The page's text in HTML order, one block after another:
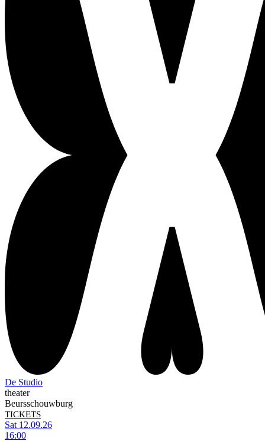
De Studio
theater
Beursschouwburg
TICKETS
Sat 12.09.26
16:00